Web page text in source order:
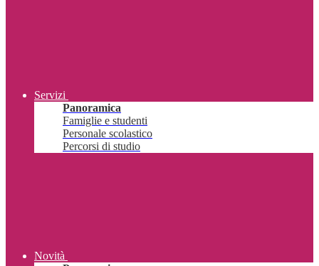
Servizi
Panoramica
Famiglie e studenti
Personale scolastico
Percorsi di studio
Novità